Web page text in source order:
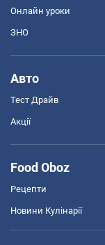
Онлайн уроки
ЗНО
Авто
Тест Драйв
Акції
Food Oboz
Рецепти
Новини Кулінарії